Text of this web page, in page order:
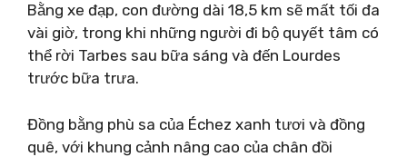
Bằng xe đạp, con đường dài 18,5 km sẽ mất tối đa
vài giờ, trong khi những người đi bộ quyết tâm có
thể rời Tarbes sau bữa sáng và đến Lourdes
trước bữa trưa.
Đồng bằng phù sa của Échez xanh tươi và đồng
quê, với khung cảnh nâng cao của chân đồi